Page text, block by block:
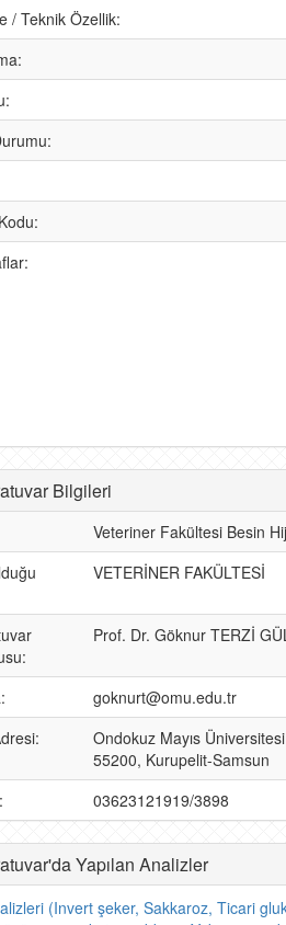
/ Teknik Özellik:
Bilgileri
Veteriner Fakültesi Besin
VETERİNER FAKÜLTESİ
Prof. Dr. Göknur TERZİ
goknurt@omu.edu.tr
Ondokuz Mayıs
55200, Kurupelit-Samsun
03623121919/3898
Yapılan Analizler
(Invert şeker, Sakkaroz, Ticari